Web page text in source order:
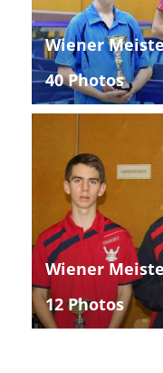
Wiener
40 Photos
Wiener
12 Photos